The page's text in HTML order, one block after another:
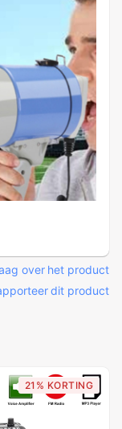
over het product
dit product
21% KORTING